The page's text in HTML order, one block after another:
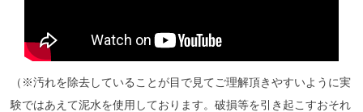
（※汚れを除去していることが目で見てご理解頂きやすいように実
験ではあえて泥水を使用しております。破損等を引き起こすおそれ